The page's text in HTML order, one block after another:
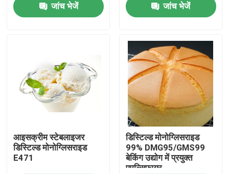
वीडियो
हमारे बारे में
जांच भेजें
जांच भेजें
आइसक्रीम स्टेबलाइजर
डिस्टिल्ड मोनोग्लिसराइड
E471
डिस्टिल्ड मोनोग्लिसराइड
99% DMG95/GMS99
बेकिंग उद्योग में प्रयुक्त
एमुल्सिफायर